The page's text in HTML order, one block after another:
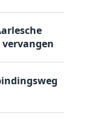
vervangen